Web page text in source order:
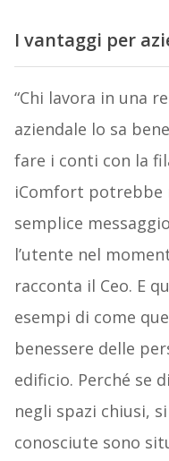
I vantaggi per
“Chi lavora in una
aziendale lo sa
fare i conti con la
iComfort potrebbe
semplice
l’utente nel
racconta il Ceo. E
esempi di come
benessere delle
edificio. Perché se
negli spazi chiusi,
conosciute sono